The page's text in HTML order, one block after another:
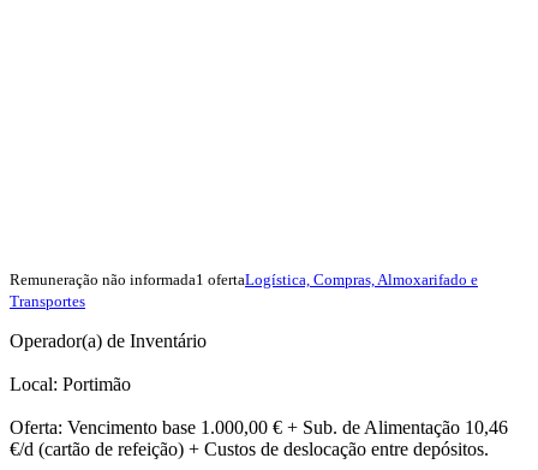
Remuneração não informada1 ofertaLogística, Compras, Almoxarifado e
Transportes
Operador(a) de Inventário
Local: Portimão
Oferta: Vencimento base 1.000,00 € + Sub. de Alimentação 10,46
€/d (cartão de refeição) + Custos de deslocação entre depósitos.